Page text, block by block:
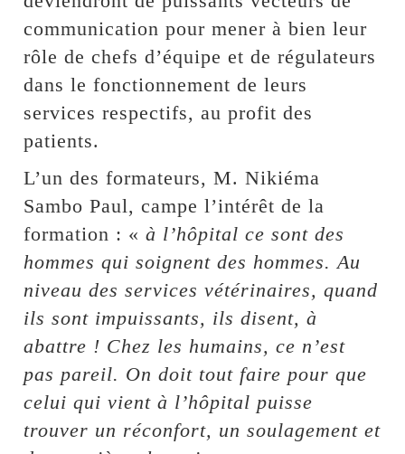
communication pour mener à bien leur
rôle de chefs d’équipe et de régulateurs
dans le fonctionnement de leurs
services respectifs, au profit des
patients.
L’un des formateurs, M. Nikiéma
Sambo Paul, campe l’intérêt de la
formation : «à l’hôpital ce sont des
hommes qui soignent des hommes. Au
niveau des services vétérinaires, quand
ils sont impuissants, ils disent, à
abattre ! Chez les humains, ce n’est
pas pareil. On doit tout faire pour que
celui qui vient à l’hôpital puisse
trouver un réconfort, un soulagement et